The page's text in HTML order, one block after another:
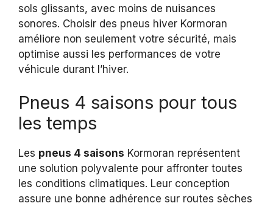
sols glissants, avec moins de nuisances
sonores. Choisir des pneus hiver Kormoran
améliore non seulement votre sécurité, mais
optimise aussi les performances de votre
véhicule durant l’hiver.
Pneus 4 saisons pour tous
les temps
Les pneus 4 saisons Kormoran représentent
une solution polyvalente pour affronter toutes
les conditions climatiques. Leur conception
assure une bonne adhérence sur routes sèches